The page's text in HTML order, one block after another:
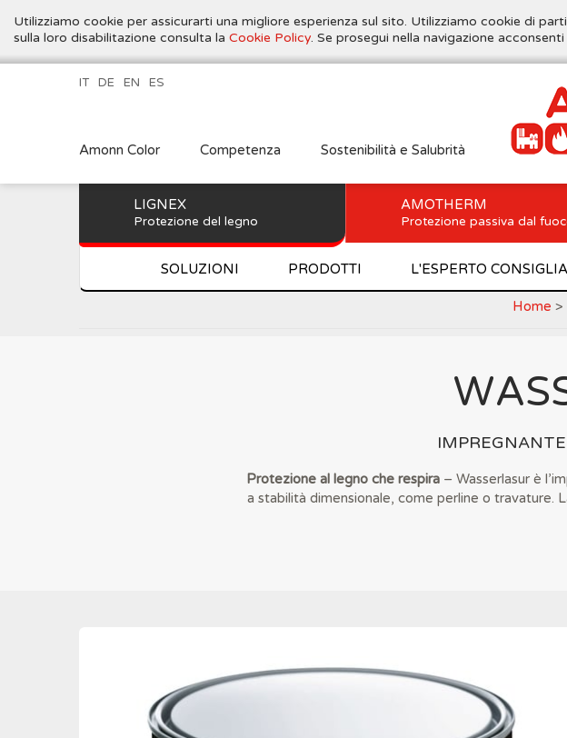
Utilizziamo cookie per assicurarti una migliore esperienza sul sito. Utilizziamo cookie di
sulla loro disabilitazione consulta la Cookie Policy. Se prosegui nella navigazione acconsenti
Amonn Color Competenza Sostenibilità e Salubrità
IT DE EN ES
LIGNEX
Protezione del legno
SOLUZIONI PRODOTTI L'ESPERTO CONSIGLIA
AMOTHERM
Protezione passiva dal
Home >
Protezione al legno che respira – Wasserlasur è
a stabilità dimensionale, come perline o travature.